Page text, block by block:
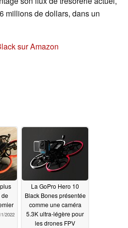
millions de dollars, dans un
sur Amazon
de
2022
La GoPro Hero 10
Black Bones présentée
comme une caméra
5.3K ultra-légère pour
les drones FPV